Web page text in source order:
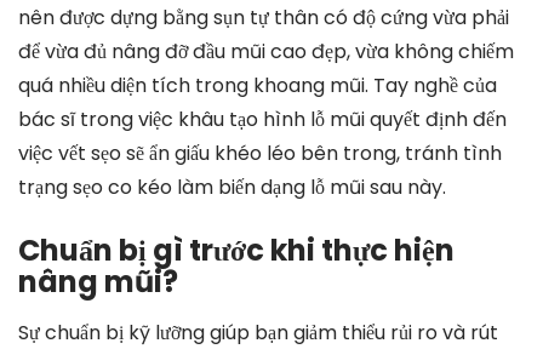
nên được dựng bằng sụn tự thân có độ cứng vừa phải
để vừa đủ nâng đỡ đầu mũi cao đẹp, vừa không chiếm
quá nhiều diện tích trong khoang mũi. Tay nghề của
bác sĩ trong việc khâu tạo hình lỗ mũi quyết định đến
việc vết sẹo sẽ ẩn giấu khéo léo bên trong, tránh tình
trạng sẹo co kéo làm biến dạng lỗ mũi sau này.
Chuẩn bị gì trước khi thực hiện
nâng mũi?
Sự chuẩn bị kỹ lưỡng giúp bạn giảm thiểu rủi ro và rút